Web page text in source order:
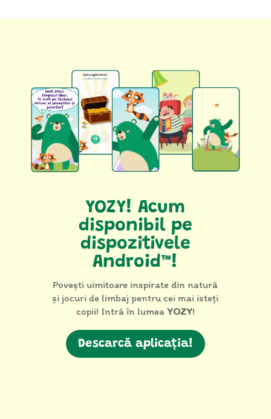
YOZY! Acum
disponibil pe
dispozitivele
Android™!
Povești uimitoare inspirate din natură
și jocuri de limbaj pentru cei mai isteți
copii! Intră în lumea YOZY!
Descarcă aplicația!